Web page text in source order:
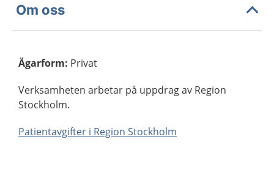
Om oss
Ägarform: Privat
Verksamheten arbetar på uppdrag av Region
Stockholm.
Patientavgifter i Region Stockholm